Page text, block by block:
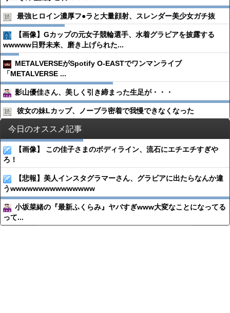
最強ヒロイン濃厚フ●︎ラと大量顔射、スレンダー美少女ガチ抜
【画像】Gカップの元女子競輪選手、水着グラビアを披露する
wwwww日野未来、磨き上げられた...
METALVERSEがSpotify O-EASTでワンマンライブ
「METALVERSE ...
影山優佳さん、美しく引き締まった生足が・・・
彼女の妹Lカップ、ノーブラ密着で我慢できなくなった
今日のオススメ記事
【画像】 この佳子さまのボディライン、流石にエチエチすぎや
ろ！
【悲報】美人インスタグラマーさん、グラビアに出たらなんか違
うwwwwwwwwwwwwwww
小坂菜緒の『最新ふくらみ』ヤバすぎwww大変なことになってる
って...